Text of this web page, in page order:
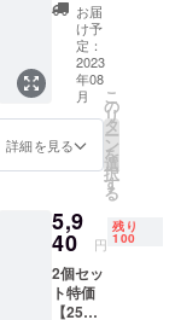
お送り
を予定
してお
りま
す。 ポ
ストで
け取り
をよろ
ます。
また、
リター
ンの送
付先は
ざいま
す。ご
了承く
ださ
い。 本
リター
ンは送
料のご
ヤマト
DM便な
ト投函
型の配
もござ
いま
す。 ご
注文状
況、製
造工程
上の都
合等に
る場合
があり
※デザイ
ン・仕
２ 一般
販売価
格7920
→5148
にが〜
す×２個
※ご支援
率が向
上した
場合、
正規販
売価格
が販売
お届
け予
定：
2023
年08
月
詳細を見る
こ
の
リ
タ
ー
ン
を
選
択
す
る
5,9
40 円
残り
100
2個セッ
ト特価
【25％